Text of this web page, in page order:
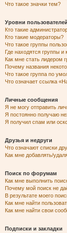
Что такое значки тем?
Уровни
Кто такие
Кто такие модераторы?
Что такое группы
Где находятся группы и
Как мне стать лидером
Почему названия
Что такое группа по
Что означает ссылка
Личные сообщения
Я не могу отправить
Я постоянно получаю
Я получил спам или
Друзья и недруги
Что означают списки
Как мне добавлять/
Поиск по форумам
Как мне выполнить
Почему мой поиск не
В результате моего
Как мне найти
Как мне найти свои
Подписки и закладки